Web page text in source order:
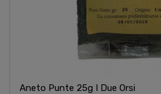
Aneto Punte 25g I Due Orsi